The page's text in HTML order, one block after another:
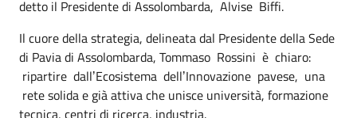
detto il Presidente di Assolombarda, Alvise Biffi.
Il cuore della strategia, delineata dal Presidente della Sede
di Pavia di Assolombarda, Tommaso Rossini è chiaro:
ripartire dallʼEcosistema dellʼInnovazione pavese, una
rete solida e già attiva che unisce università, formazione
tecnica, centri di ricerca, industria.